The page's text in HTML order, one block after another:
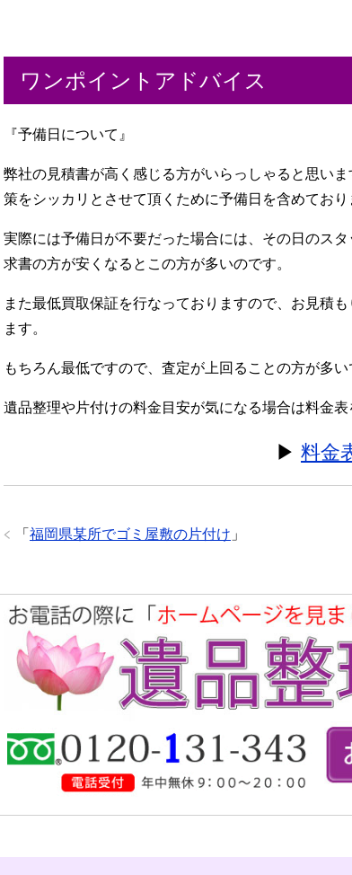
ワンポイントアドバイス
『予備日について』
弊社の見積書が高く感じる方がいらっしゃると思い
策をシッカリとさせて頂くために予備日を含めており
実際には予備日が不要だった場合には、その日のス
求書の方が安くなるとこの方が多いのです。
また最低買取保証を行なっておりますので、お見積
ます。
もちろん最低ですので、査定が上回ることの方が多い
遺品整理や片付けの料金目安が気になる場合は料金表
▶︎ 料金
「 福岡県某所でゴミ屋敷の片付け 」